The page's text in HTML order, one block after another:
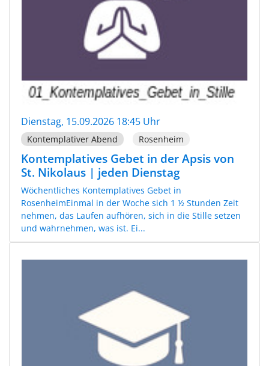
Dienstag, 15.09.2026 18:45 Uhr
Kontemplativer Abend Rosenheim
Kontemplatives Gebet in der Apsis von
St. Nikolaus | jeden Dienstag
Wöchentliches Kontemplatives Gebet in
RosenheimEinmal in der Woche sich 1 ½ Stunden Zeit
nehmen, das Laufen aufhören, sich in die Stille setzen
und wahrnehmen, was ist. Ei...